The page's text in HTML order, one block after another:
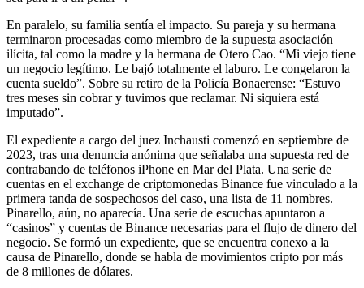
En paralelo, su familia sentía el impacto. Su pareja y su hermana
terminaron procesadas como miembro de la supuesta asociación
ilícita, tal como la madre y la hermana de Otero Cao. “Mi viejo tiene
un negocio legítimo. Le bajó totalmente el laburo. Le congelaron la
cuenta sueldo”. Sobre su retiro de la Policía Bonaerense: “Estuvo
tres meses sin cobrar y tuvimos que reclamar. Ni siquiera está
imputado”.
El expediente a cargo del juez Inchausti comenzó en septiembre de
2023, tras una denuncia anónima que señalaba una supuesta red de
contrabando de teléfonos iPhone en Mar del Plata. Una serie de
cuentas en el exchange de criptomonedas Binance fue vinculado a la
primera tanda de sospechosos del caso, una lista de 11 nombres.
Pinarello, aún, no aparecía. Una serie de escuchas apuntaron a
“casinos” y cuentas de Binance necesarias para el flujo de dinero del
negocio. Se formó un expediente, que se encuentra conexo a la
causa de Pinarello, donde se habla de movimientos cripto por más
de 8 millones de dólares.